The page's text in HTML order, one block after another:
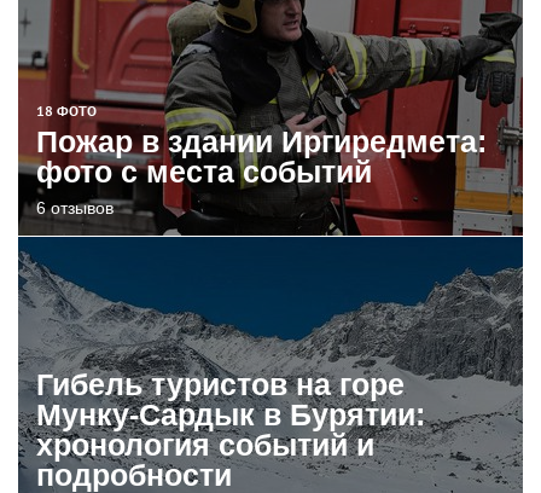
18 ФОТО
Пожар в здании Иргиредмета:
фото с места событий
6 отзывов
Гибель туристов на горе
Мунку-Сардык в Бурятии:
хронология событий и
подробности